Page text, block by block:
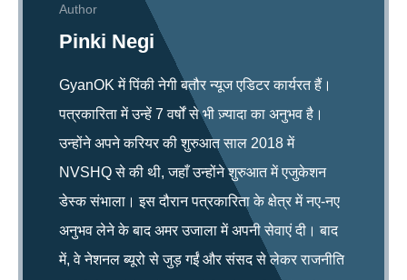
Author
Pinki Negi
GyanOK में पिंकी नेगी बतौर न्यूज एडिटर कार्यरत हैं।
पत्रकारिता में उन्हें 7 वर्षों से भी ज़्यादा का अनुभव है।
उन्होंने अपने करियर की शुरुआत साल 2018 में
NVSHQ से की थी, जहाँ उन्होंने शुरुआत में एजुकेशन
डेस्क संभाला। इस दौरान पत्रकारिता के क्षेत्र में नए-नए
अनुभव लेने के बाद अमर उजाला में अपनी सेवाएं दी। बाद
में, वे नेशनल ब्यूरो से जुड़ गईं और संसद से लेकर राजनीति